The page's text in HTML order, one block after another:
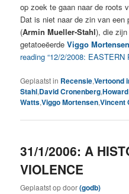
op zoek te gaan naar de roots
Dat is niet naar de zin van
(Armin Mueller-Stahl), die
getatoeëerdeViggo
reading “12/2/2008: EASTERN
Geplaatst in Recensie,Vertoond
Stahl,David Cronenberg,
Watts,Viggo Mortensen,Vincent
31/1/2006: A
VIOLENCE
Geplaatst opdoor(godb)